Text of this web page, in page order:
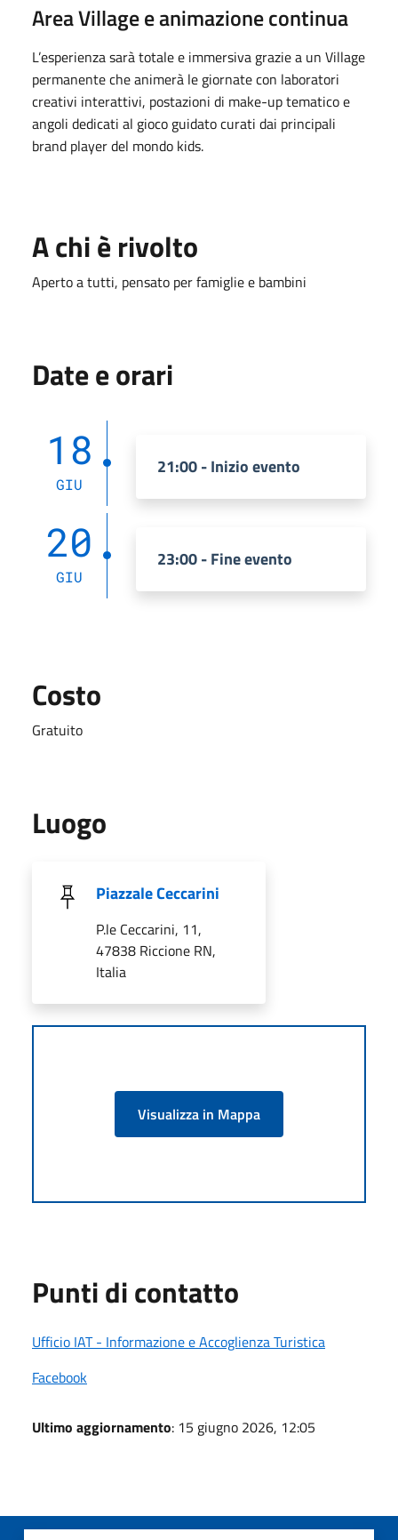
Area Village e animazione continua
L’esperienza sarà totale e immersiva grazie a un Village
permanente che animerà le giornate con laboratori
creativi interattivi, postazioni di make-up tematico e
angoli dedicati al gioco guidato curati dai principali
brand player del mondo kids.
A chi è rivolto
Aperto a tutti, pensato per famiglie e bambini
Date e orari
18
GIU
21:00 - Inizio evento
20
GIU
23:00 - Fine evento
Costo
Gratuito
Luogo
Piazzale Ceccarini
P.le Ceccarini, 11,
47838 Riccione RN,
Italia
Visualizza in Mappa
Punti di contatto
Ufficio IAT - Informazione e Accoglienza Turistica
Facebook
Ultimo aggiornamento: 15 giugno 2026, 12:05